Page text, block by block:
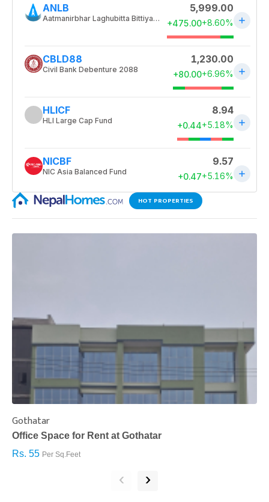
HOT PROPERTIES
Gothatar
Office Space for Rent at Gothatar
Rs. 55 Per Sq.Feet
‹ ›